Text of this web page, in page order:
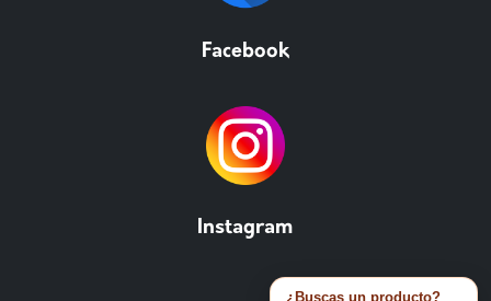
Facebook
Instagram
¿Buscas un producto?